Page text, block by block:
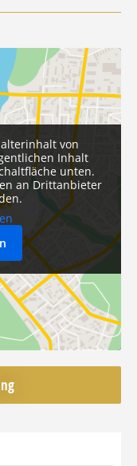
von
Inhalt
unten.
an Drittanbieter